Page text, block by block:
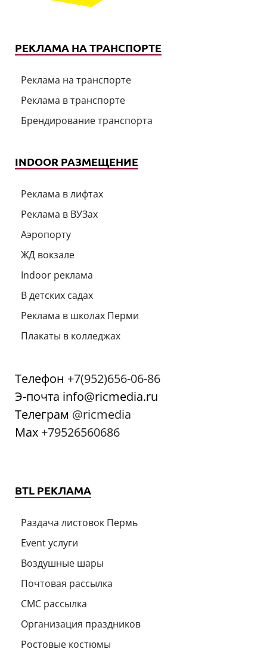
РЕКЛАМА НА ТРАНСПОРТЕ
Реклама на транспорте
Реклама в транспорте
Брендирование транспорта
INDOOR РАЗМЕЩЕНИЕ
Реклама в лифтах
Реклама в ВУЗах
Аэропорту
ЖД вокзале
Indoor реклама
В детских садах
Реклама в школах Перми
Плакаты в колледжах
Телефон +7(952)656-06-86
Э-почта info@ricmedia.ru
Телеграм @ricmedia
Мах +79526560686
BTL РЕКЛАМА
Раздача листовок Пермь
Event услуги
Воздушные шары
Почтовая рассылка
СМС рассылка
Организация праздников
Ростовые костюмы